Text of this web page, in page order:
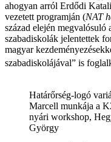
ahogyan arról Erdődi
vezetett programján (NAT
század elején megvalósuló
szabadiskolák jelentettek
magyar
szabadiskolájával” is
Határőrség-logó
Marcell munkája a
nyári workshop,
György